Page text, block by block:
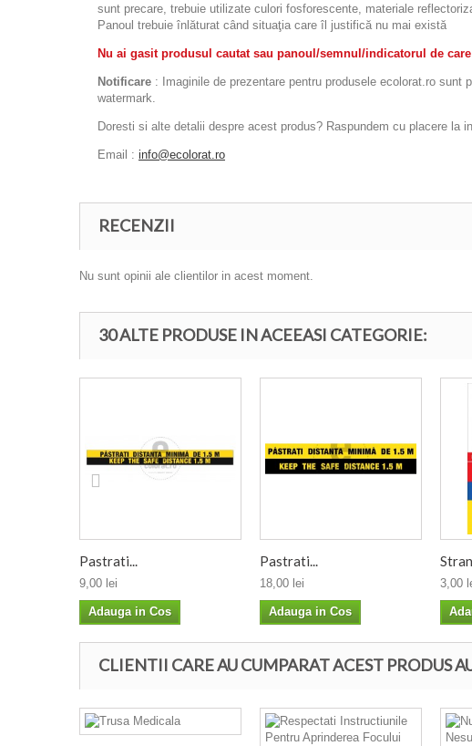
sunt precare, trebuie utilizate culori fosforescente, materiale
Panoul trebuie înlăturat când situaţia care îl justifică nu mai există
Nu ai gasit produsul cautat sau panoul/semnul/indicatorul de
Notificare : Imaginile de prezentare pentru produsele ecolorat.ro
watermark.
Doresti si alte detalii despre acest produs? Raspundem cu placere la
Email : info@ecolorat.ro
RECENZII
Nu sunt opinii ale clientilor in acest moment.
30 ALTE PRODUSE IN ACEEASI CATEGORIE:
Pastrati...
9,00 lei
Adauga in Cos
Pastrati...
18,00 lei
Adauga in Cos
3,00
CLIENTII CARE AU CUMPARAT ACEST PRODUS